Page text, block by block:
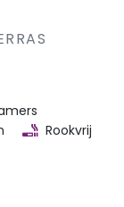
Rookvrij